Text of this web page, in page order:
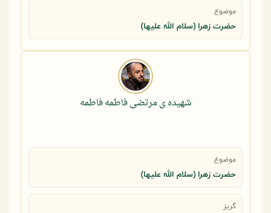
موضوع
حضرت زهرا (سلام الله علیها)
شهیده ی مرتضی فاطمه فاطمه
موضوع
حضرت زهرا (سلام الله علیها)
گریز